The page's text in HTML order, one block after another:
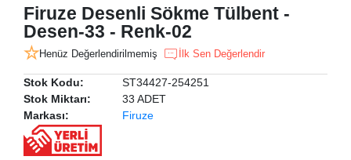
Firuze Desenli Sökme Tülbent -
Desen-33 - Renk-02
Henüz Değerlendirilmemiş İlk Sen Değerlendir
Stok Kodu:
ST34427-254251
Stok Miktarı:
33 ADET
Markası:
Firuze